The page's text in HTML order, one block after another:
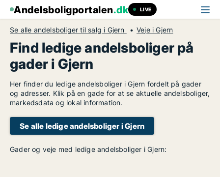
Andelsboligportalen.dk LIVE
Se alle andelsboliger til salg i Gjern Veje i Gjern
Find ledige andelsboliger på
gader i Gjern
Her finder du ledige andelsboliger i Gjern fordelt på gader
og adresser. Klik på en gade for at se aktuelle andelsboliger,
markedsdata og lokal information.
Se alle ledige andelsboliger i Gjern
Gader og veje med ledige andelsboliger i Gjern: